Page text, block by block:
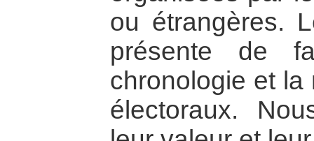
ou étrangères.
présente de
chronologie et
électoraux.